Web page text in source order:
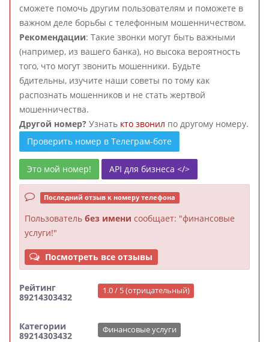
сможете помочь другим пользователям и поможете в
важном деле борьбы с телефонным мошенничеством.
Рекомендации: Такие звонки могут быть важными
(например, из вашего банка), но высока вероятность
того, что могут звонить мошенники. Будьте
бдительны, изучите наши советы по тому как
распознать мошенников и не стать жертвой
мошенничества.
Другой номер? Узнать кто звонил по другому номеру.
Проверить номер в Телеграм-боте
Это мой номер! API для бизнеса </>
Последний отзыв к номеру телефона
Пользователь без имени сообщает: "финансовые
услуги!"
Посмотреть все отзывы
Рейтинг
89214303432
1.0 / 5 (отрицательный)
Категории
89214303432
Финансовые услуги